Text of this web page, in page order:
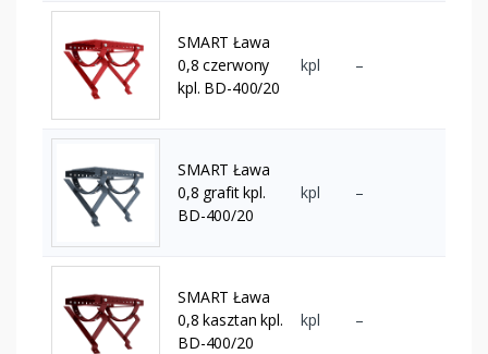
SMART Ława
0,8 czerwony
kpl. BD-400/20
kpl –
SMART Ława
0,8 grafit kpl.
BD-400/20
kpl –
SMART Ława
0,8 kasztan kpl.
BD-400/20
kpl –